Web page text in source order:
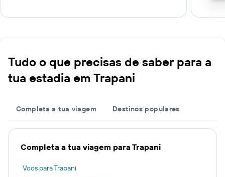
Tudo o que precisas de saber para a
tua estadia em Trapani
Completa a tua viagem Destinos populares
Completa a tua viagem para Trapani
Voos para Trapani